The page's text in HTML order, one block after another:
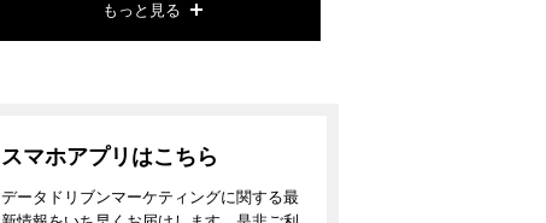
もっと見る
スマホアプリはこちら
データドリブンマーケティングに関する最